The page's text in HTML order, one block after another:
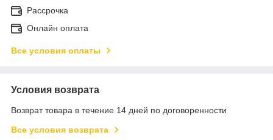
Рассрочка
Онлайн оплата
Все условия оплаты
Условия возврата
Возврат товара в течение 14 дней по договоренности
Все условия возврата